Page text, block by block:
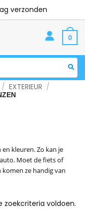
verzonden
0
/ EXTERIEUR /
kleuren. Zo kan je
Moet de fiets of
ze handig van
zoekcriteria voldoen.